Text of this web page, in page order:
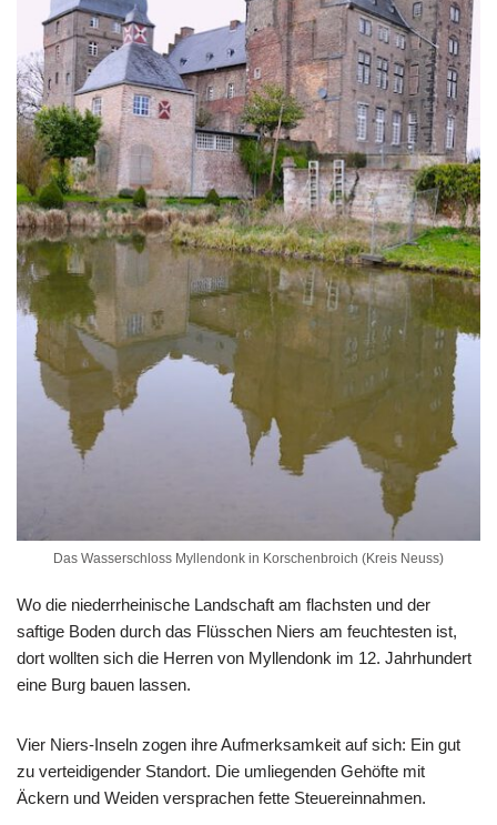
Das Wasserschloss Myllendonk in Korschenbroich (Kreis Neuss)
Wo die niederrheinische Landschaft am flachsten und der
saftige Boden durch das Flüsschen Niers am feuchtesten ist,
dort wollten sich die Herren von Myllendonk im 12. Jahrhundert
eine Burg bauen lassen.
Vier Niers-Inseln zogen ihre Aufmerksamkeit auf sich: Ein gut
zu verteidigender Standort. Die umliegenden Gehöfte mit
Äckern und Weiden versprachen fette Steuereinnahmen.